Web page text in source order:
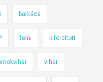
barkács
felni kifordított
vihar